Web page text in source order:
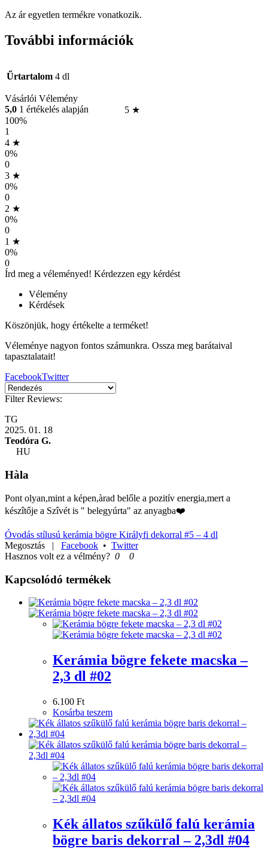
Az ár egyetlen termékre vonatkozik.
További információk
Űrtartalom 4 dl
Vásárlói Vélemény
5,0 1 értékelés alapján
5 ★
100%
1
4 ★
0%
0
3 ★
0%
0
2 ★
0%
0
1 ★
0%
0
Írd meg a véleményed! Kérdezzen egy kérdést
Vélemény
Kérdések
Köszönjük, hogy értékelte a terméket!
Véleménye nagyon fontos számunkra. Ossza meg barátaival
tapasztalatait!
FacebookTwitter
Filter Reviews:
TG
2025. 01. 18
Teodóra G.
HU
Hàla
Pont olyan,mint a képen,àrad belőle a pozitív energia,mert a
készîtője a Szîvét is " belegyúrta" az anyagba❤️
Óvodás stílusú kerámia bögre Királyfi dekorral #5 – 4 dl
Megosztás
| Facebook • Twitter
Hasznos volt ez a vélmény? 0 0
Kapcsolódó termékek
Kerámia bögre fekete macska –
2,3 dl #02
6.100 Ft
Kosárba teszem
Kék állatos szűkülő falú kerámia
bögre baris dekorral – 2,3dl #04